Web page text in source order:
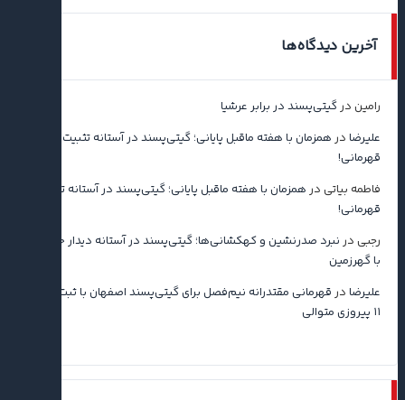
آخرین دیدگاه‌ها
رامین در گیتی‌پسند در برابر عرشیا
علیرضا در همزمان با هفته ماقبل پایانی؛ گیتی‌پسند در آستانه تثبیت
قهرمانی!
فاطمه بیاتی در همزمان با هفته ماقبل پایانی؛ گیتی‌پسند در آستانه تثبیت
قهرمانی!
رجبی در نبرد صدرنشین و کهکشانی‌ها؛ گیتی‌پسند در آستانه دیدار حساس
با گهرزمین
علیرضا در قهرمانی مقتدرانه نیم‌فصل برای گیتی‌پسند اصفهان با ثبت رکورد
۱۱ پیروزی متوالی